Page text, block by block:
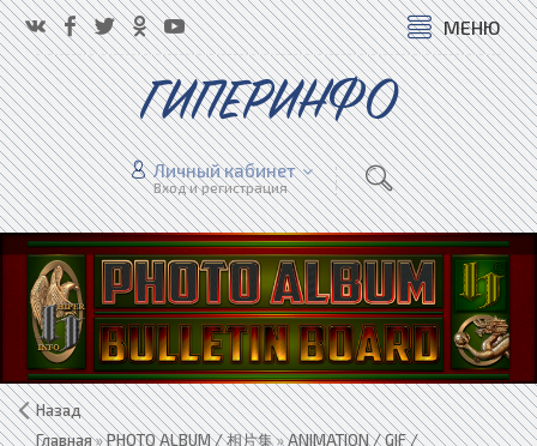
МЕНЮ
ГИПЕРИНФО
Личный кабинет
Вход и регистрация
Назад
Главная»PHOTO ALBUM / 相片集»ANIMATION / GIF /